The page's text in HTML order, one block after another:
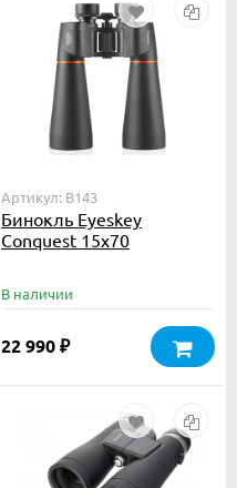
Артикул: B143
Бинокль Eyeskey
Conquest 15x70
В наличии
22 990 ₽